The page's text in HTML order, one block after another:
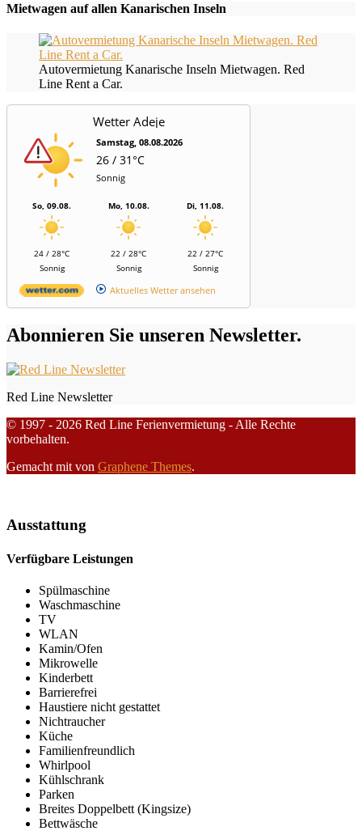
Mietwagen auf allen Kanarischen Inseln
Autovermietung Kanarische Inseln Mietwagen. Red
Line Rent a Car.
Wetter Adeje
Samstag, 08.08.2026
26 / 31°C
Sonnig
So, 09.08.
24 / 28°C
Sonnig
Mo, 10.08.
22 / 28°C
Sonnig
Di, 11.08.
22 / 27°C
Sonnig
Aktuelles Wetter ansehen
Abonnieren Sie unseren Newsletter.
Red Line Newsletter
© 1997 - 2026 Red Line Ferienvermietung - Alle Rechte
vorbehalten.
Gemacht mit von Graphene Themes.
Ausstattung
Verfügbare Leistungen
Spülmaschine
Waschmaschine
TV
WLAN
Kamin/Ofen
Mikrowelle
Kinderbett
Barrierefrei
Haustiere nicht gestattet
Nichtraucher
Küche
Familienfreundlich
Whirlpool
Kühlschrank
Parken
Breites Doppelbett (Kingsize)
Bettwäsche